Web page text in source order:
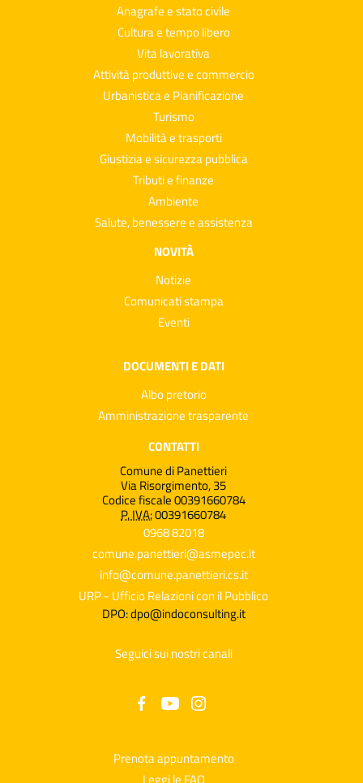
Anagrafe e stato civile
Cultura e tempo libero
Vita lavorativa
Attività produttive e commercio
Urbanistica e Pianificazione
Turismo
Mobilità e trasporti
Giustizia e sicurezza pubblica
Tributi e finanze
Ambiente
Salute, benessere e assistenza
NOVITÀ
Notizie
Comunicati stampa
Eventi
DOCUMENTI E DATI
Albo pretorio
Amministrazione trasparente
CONTATTI
Comune di Panettieri
Via Risorgimento, 35
Codice fiscale 00391660784
P. IVA:00391660784
0968 82018
comune.panettieri@asmepec.it
info@comune.panettieri.cs.it
URP - Ufficio Relazioni con il Pubblico
DPO: dpo@indoconsulting.it
Seguici sui nostri canali
Prenota appuntamento